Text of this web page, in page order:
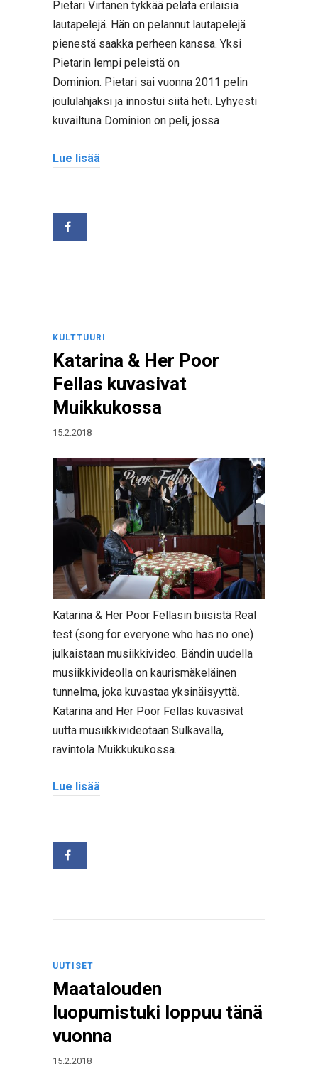
Pietari Virtanen tykkää pelata erilaisia
lautapelejä. Hän on pelannut lautapelejä
pienestä saakka perheen kanssa. Yksi
Pietarin lempi peleistä on
Dominion. Pietari sai vuonna 2011 pelin
joululahjaksi ja innostui siitä heti. Lyhyesti
kuvailtuna Dominion on peli, jossa
Lue lisää
KULTTUURI
Katarina & Her Poor
Fellas kuvasivat
Muikkukossa
15.2.2018
Katarina & Her Poor Fellasin biisistä Real
test (song for everyone who has no one)
julkaistaan musiikkivideo. Bändin uudella
musiikkivideolla on kaurismäkeläinen
tunnelma, joka kuvastaa yksinäisyyttä.
Katarina and Her Poor Fellas kuvasivat
uutta musiikkivideotaan Sulkavalla,
ravintola Muikkukukossa.
Lue lisää
UUTISET
Maatalouden
luopumistuki loppuu tänä
vuonna
15.2.2018